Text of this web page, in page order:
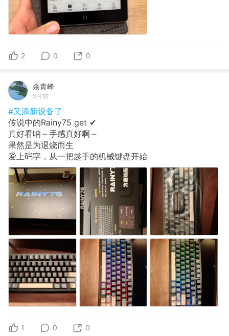
2 0 0
余青峰
5月前
#又添新设备了
传说中的Rainy75 get ✔
真好看呐～手感真好啊～
果然是为退烧而生
爱上码字，从一把趁手的机械键盘开始
1 0 0